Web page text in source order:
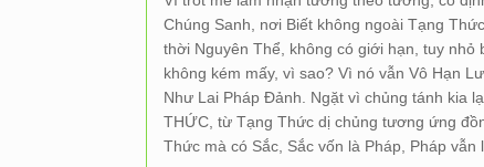
Chúng Sanh, nơi Biết không ngoài Tạng
thời Nguyên Thể, không có giới hạn, tuy
không kém mấy, vì sao? Vì nó vẫn Vô Hạn
Như Lai Pháp Đảnh. Ngặt vì chủng tánh kia
THỨC, từ Tạng Thức dị chủng tương ứng
Thức mà có Sắc, Sắc vốn là Pháp, Pháp vẫn